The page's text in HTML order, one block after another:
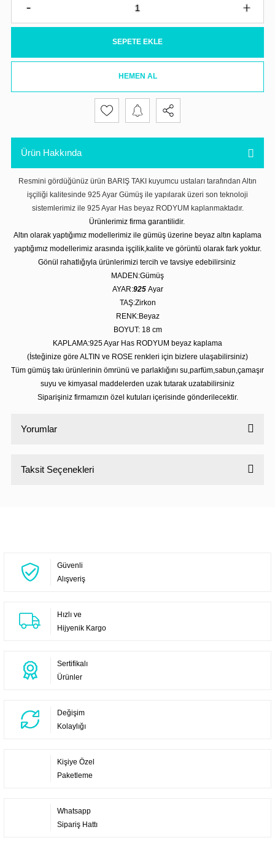
SEPETE EKLE
HEMEN AL
Ürün Hakkında
Resmini gördüğünüz ürün BARIŞ TAKI kuyumcu ustaları tarafından Altın
işçiliği kalitesinde 925 Ayar Gümüş ile yapılarak üzeri son teknoloji
sistemlerimiz ile 925 Ayar Has beyaz RODYUM kaplanmaktadır.
Ürünlerimiz firma garantilidir.
Altın olarak yaptığımız modellerimiz ile gümüş üzerine beyaz altın kaplama
yaptığımız modellerimiz arasında işçilik,kalite ve görüntü olarak fark yoktur.
Gönül rahatlığıyla ürünlerimizi tercih ve tavsiye edebilirsiniz
MADEN:Gümüş
AYAR:925 Ayar
TAŞ:Zirkon
RENK:Beyaz
BOYUT: 18 cm
KAPLAMA:925 Ayar Has RODYUM beyaz kaplama
(İsteğinize göre ALTIN ve ROSE renkleri için bizlere ulaşabilirsiniz)
Tüm gümüş takı ürünlerinin ömrünü ve parlaklığını su,parfüm,sabun,çamaşır
suyu ve kimyasal maddelerden uzak tutarak uzatabilirsiniz
Siparişiniz firmamızın özel kutuları içerisinde gönderilecektir.
Yorumlar
Taksit Seçenekleri
Güvenli
Alışveriş
Hızlı ve
Hijyenik Kargo
Sertifikalı
Ürünler
Değişim
Kolaylığı
Kişiye Özel
Paketleme
Whatsapp
Sipariş Hattı